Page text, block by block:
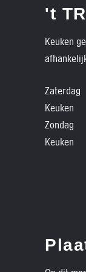
't
Keuken
Zaterdag
Keuken
Zondag
Keuken